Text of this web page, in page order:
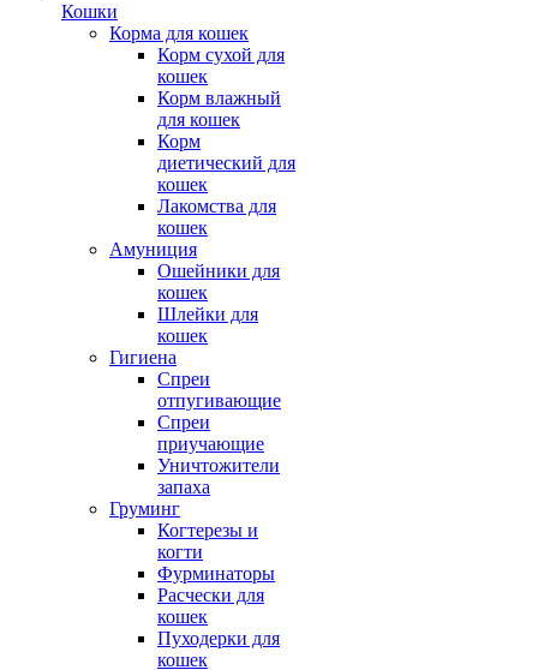
Кошки
Корма для кошек
Корм сухой для
кошек
Корм влажный
для кошек
Корм
диетический для
кошек
Лакомства для
кошек
Амуниция
Ошейники для
кошек
Шлейки для
кошек
Гигиена
Спреи
отпугивающие
Спреи
приучающие
Уничтожители
запаха
Груминг
Когтерезы и
когти
Фурминаторы
Расчески для
кошек
Пуходерки для
кошек